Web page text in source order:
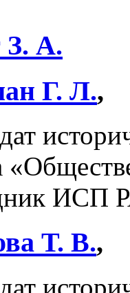
З. А.
Г. Л.,
ИСП
Т. В.,